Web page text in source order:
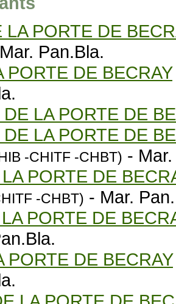
LA PORTE DE
Pan.Bla.
PORTE DE BECRAY
LA PORTE DE
LA PORTE DE
-CHITF -CHBT) -
PORTE DE
-CHBT) - Mar.
PORTE DE
PORTE DE BECRAY